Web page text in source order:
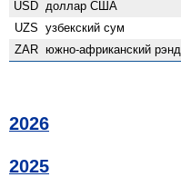
USD доллар США
UZS узбекский сум
ZAR южно-африканский рэнд
2026
2025